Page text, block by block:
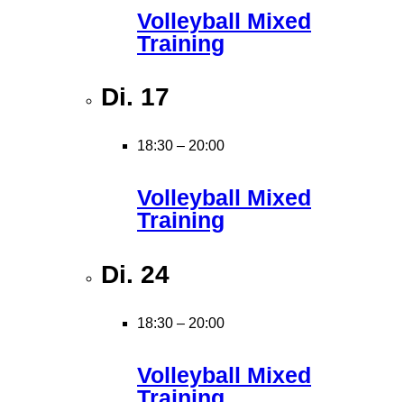
Volleyball Mixed
Training
Di. 17
18:30 – 20:00
Volleyball Mixed
Training
Di. 24
18:30 – 20:00
Volleyball Mixed